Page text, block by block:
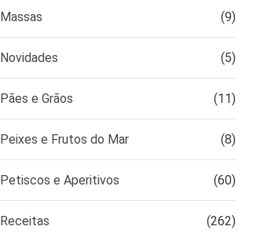
Massas (9)
Novidades (5)
Pães e Grãos (11)
Peixes e Frutos do Mar (8)
Petiscos e Aperitivos (60)
Receitas (262)